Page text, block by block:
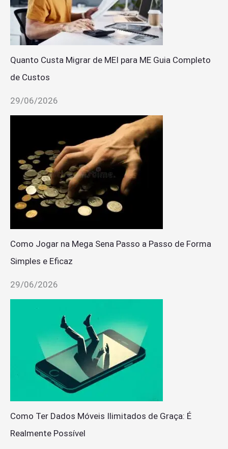
Quanto Custa Migrar de MEI para ME Guia Completo
de Custos
29/06/2026
Como Jogar na Mega Sena Passo a Passo de Forma
Simples e Eficaz
29/06/2026
Como Ter Dados Móveis Ilimitados de Graça: É
Realmente Possível